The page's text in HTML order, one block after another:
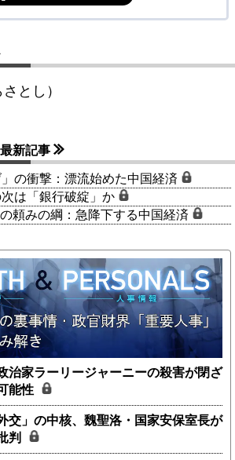
とし）
新記事
」の衝撃：漂流始めた中国経済
は「銀行破綻」か
頼みの綱：急降下する中国経済
治家ラーリージャーニーの殺害が閉ざ
能性
交」の中核、魏聖洛・国家安保室長が
判